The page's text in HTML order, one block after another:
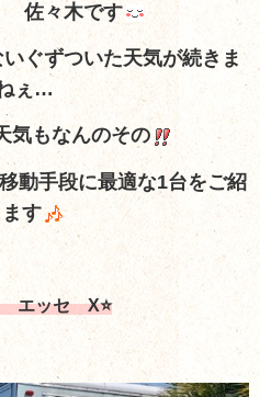
佐々木です
ぐずついた天気が続きま
ぇ…
気もなんのその
動手段に最適な1台をご紹
す
エッセ X⭐